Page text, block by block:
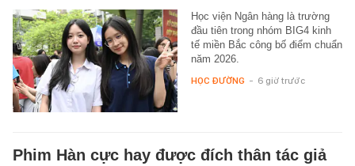
Học viện Ngân hàng là trường
đầu tiên trong nhóm BIG4 kinh
tế miền Bắc công bố điểm chuẩn
năm 2026.
HỌC ĐƯỜNG - 6 giờ trước
Phim Hàn cực hay được đích thân tác giả